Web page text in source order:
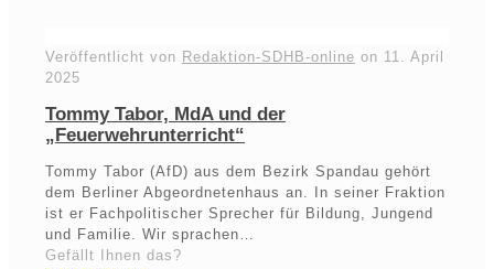
Veröffentlicht von Redaktion-SDHB-online on 11. April
2025
Tommy Tabor, MdA und der
„Feuerwehrunterricht“
Tommy Tabor (AfD) aus dem Bezirk Spandau gehört
dem Berliner Abgeordnetenhaus an. In seiner Fraktion
ist er Fachpolitischer Sprecher für Bildung, Jungend
und Familie. Wir sprachen…
Gefällt Ihnen das?